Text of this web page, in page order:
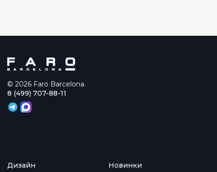
© 2026 Faro Barcelona.
Дизайн
Новинки
8 (499) 707-88-11